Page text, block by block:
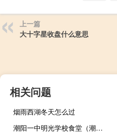
上一篇
大十字星收盘什么意思
相关问题
烟雨西湖冬天怎么过
潮阳一中明光学校食堂（潮阳一中明光学校）